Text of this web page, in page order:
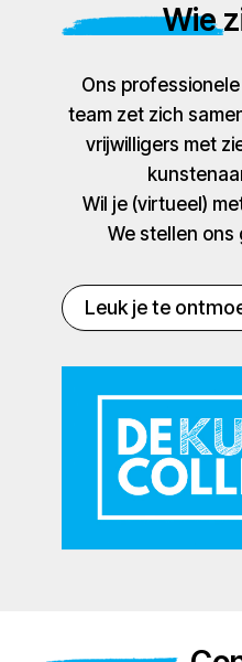
Wie
Ons
team zet zich
vrijwilligers met
Wil je (virtueel)
We stellen ons
Leuk je te